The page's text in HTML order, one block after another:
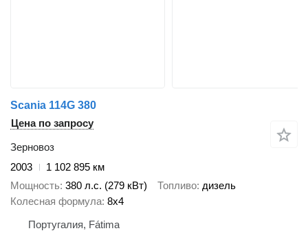
Scania 114G 380
Цена по запросу
Зерновоз
2003
1 102 895 км
Мощность 380 л.с. (279 кВт) Топливо дизель
Колесная формула 8x4
Португалия, Fátima